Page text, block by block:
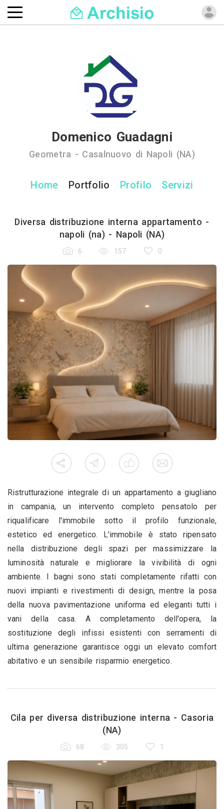
Domenico Guadagni
Geometra - Casalnuovo di Napoli (NA)
Home Portfolio Profilo Servizi
Diversa distribuzione interna appartamento -
napoli (na) - Napoli (NA)
6 157 0
Ristrutturazione integrale di un appartamento a giugliano
in campania, un intervento completo pensatolo per
riqualificare l'immobile sotto il profilo funzionale,
estetico ed energetico. L'immobile è stato ripensato
nella distribuzione degli spazi per massimizzare la
luminosità naturale e migliorare la vivibilità di ogni
ambiente. I bagni sono stati completamente rifatti con
nuovi impianti e rivestimenti di design, mentre la posa
della nuova pavimentazione uniforma ed eleganti tutti i
vani della casa. A completamento dell'opera, la
sostituzione degli infissi esistenti con serramenti di
ultima generazione garantisce oggi un elevato comfort
abitativo e un sensibile risparmio energetico.
Cila per diversa distribuzione interna - Casoria
(NA)
68 305 1